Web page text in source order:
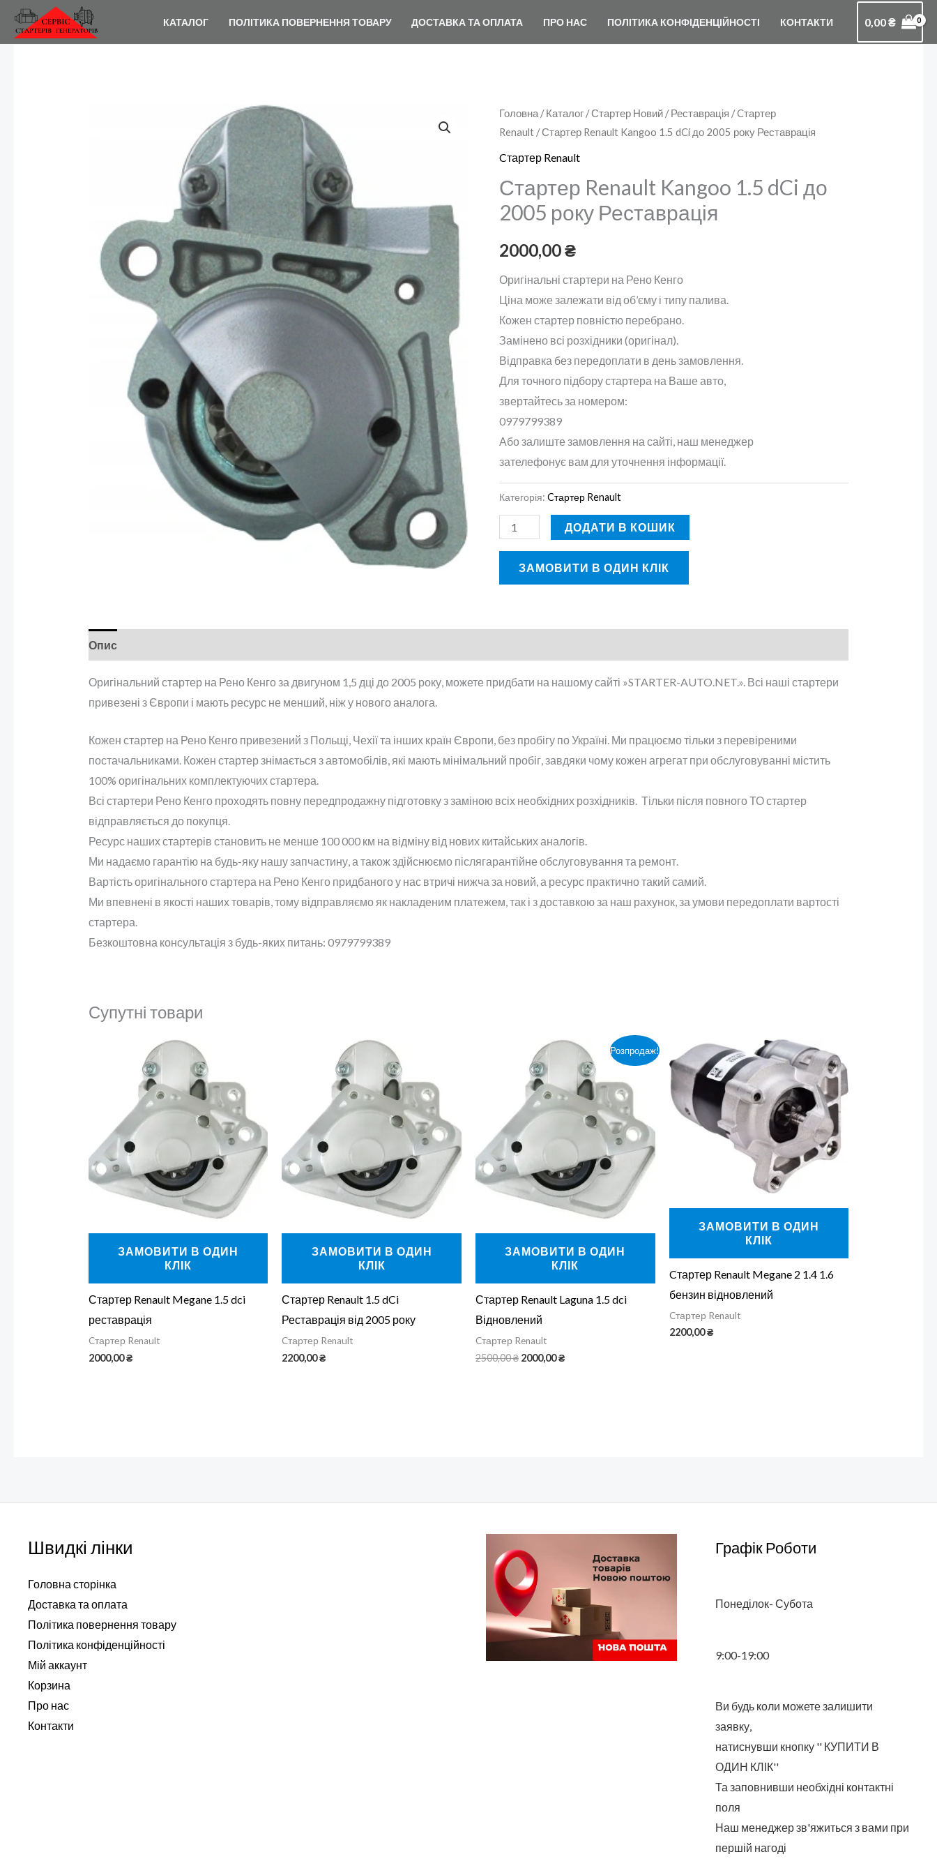
Перейти
КАТАЛОГ ПОЛІТИКА ПОВЕРНЕННЯ ТОВАРУ ДОСТАВКА ТА ОПЛАТА ПРО НАС ПОЛІТИКА КОНФІДЕНЦІЙНОСТІ КОНТАКТИ 0,00₴
Головна/Каталог/Стартер Новий / Реставрація /Cтартер
Renault/ Стартер Renault Kangoo 1.5 dCi до 2005 року Реставрація
Cтартер Renault
Стартер Renault Kangoo 1.5 dCi до
2005 року Реставрація
2000,00₴
Оригінальні стартери на Рено Кенго
Ціна може залежати від об’єму і типу палива.
Кожен стартер повністю перебрано.
Замінено всі розхідники (оригінал).
Відправка без передоплати в день замовлення.
Для точного підбору стартера на Ваше авто,
звертайтесь за номером:
0979799389
Або залиште замовлення на сайті, наш менеджер
зателефонує вам для уточнення інформації.
Категорія: Cтартер Renault
Стартер
Renault
Kangoo
dCi
до
року
Реставрація
кількість
ДОДАТИ В КОШИК
ЗАМОВИТИ В ОДИН КЛІК
Опис
Оригінальний стартер на Рено Кенго за двигуном 1,5 дці до 2005 року, можете придбати на нашому сайті »STARTER-AUTO.NET.». Всі наші стартери
привезені з Європи і мають ресурс не менший, ніж у нового аналога.
Кожен стартер на Рено Кенго привезений з Польщі, Чехії та інших країн Європи, без пробігу по Україні. Ми працюємо тільки з перевіреними
постачальниками. Кожен стартер знімається з автомобілів, які мають мінімальний пробіг, завдяки чому кожен агрегат при обслуговуванні містить
100% оригінальних комплектуючих стартера.
Всі стартери Рено Кенго проходять повну передпродажну підготовку з заміною всіх необхідних розхідників. Тільки після повного ТО стартер
відправляється до покупця.
Ресурс наших стартерів становить не менше 100 000 км на відміну від нових китайських аналогів.
Ми надаємо гарантію на будь-яку нашу запчастину, а також здійснюємо післягарантійне обслуговування та ремонт.
Вартість оригінального стартера на Рено Кенго придбаного у нас втричі нижча за новий, а ресурс практично такий самий.
Ми впевнені в якості наших товарів, тому відправляємо як накладеним платежем, так і з доставкою за наш рахунок, за умови передоплати вартості
стартера.
Безкоштовна консультація з будь-яких питань: 0979799389
Супутні товари
ЗАМОВИТИ В ОДИН
КЛІК
Стартер Renault Megane 1.5 dci
реставрація
Cтартер Renault
2000,00₴
ЗАМОВИТИ В ОДИН
КЛІК
Стартер Renault 1.5 dCi
Реставрація від 2005 року
Cтартер Renault
2200,00₴
Розпродаж!
ЗАМОВИТИ В ОДИН
КЛІК
Стартер Renault Laguna 1.5 dci
Відновлений
Cтартер Renault
2500,00₴
Оригінальна
ціна:
2500,00 ₴.
2000,00₴
Поточна
ціна:
2000,00 ₴.
ЗАМОВИТИ В ОДИН
КЛІК
Cтартер Renault Megane 2 1.4 1.6
бензин відновлений
Cтартер Renault
2200,00₴
Швидкі лінки
Головна сторінка
Доставка та оплата
Політика повернення товару
Політика конфіденційності
Мій аккаунт
Корзина
Про нас
Контакти
Графік Роботи
Понеділок- Субота
9:00-19:00
Ви будь коли можете залишити
заявку,
натиснувши кнопку '' КУПИТИ В
ОДИН КЛІК''
Та заповнивши необхідні контактні
поля
Наш менеджер зв'яжиться з вами при
першій нагоді